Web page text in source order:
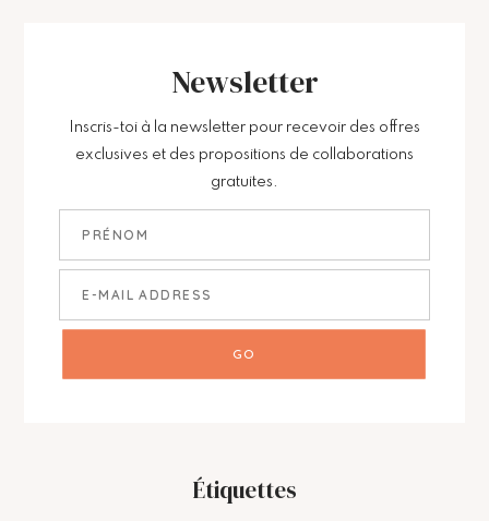
Newsletter
Inscris-toi à la newsletter pour recevoir des offres
exclusives et des propositions de collaborations
gratuites.
Étiquettes